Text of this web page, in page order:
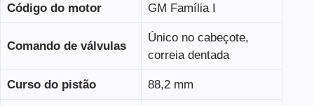
Código do motor GM Família I
Comando de válvulas
Único no cabeçote,
correia dentada
Curso do pistão 88,2 mm